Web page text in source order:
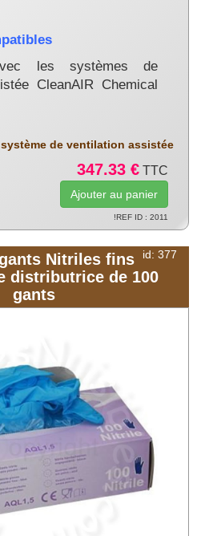
les systèmes de
CleanAIR Chemical
de ventilation assistée
347.33 € TTC
!REF ID : 2011
id: 377
Nitriles fins
distributrice de 100
gants